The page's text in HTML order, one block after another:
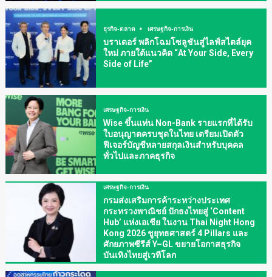
ธุรกิจ-ตลาด เศรษฐกิจ-การเงิน
บราเดอร์ พลิกโฉมโซลูชันสู่ไลฟ์สไตล์ยุค
ใหม่ ภายใต้แนวคิด “At Your Side, Every
Side of Life”
เศรษฐกิจ-การเงิน
Wise ขึ้นแท่น Non-Bank รายแรกที่ได้รับ
ใบอนุญาตครบชุดในไทย เตรียมเปิดตัว
ฟีเจอร์บัญชีหลายสกุลเงินสำหรับบุคคล
ทั่วไปและภาคธุรกิจ
เศรษฐกิจ-การเงิน
กรมส่งเสริมการค้าระหว่างประเทศ
กระทรวงพาณิชย์ ปักธงไทยสู่ ‘Content
Hub’ แห่งเอเชีย ในงาน Thai Night Hong
Kong 2026 ชูยุทธศาสตร์ 4 Pillars และ
ศักยภาพซีรีส์ Y–GL ขยายโอกาสธุรกิจ
บันเทิงไทยสู่เวทีโลก